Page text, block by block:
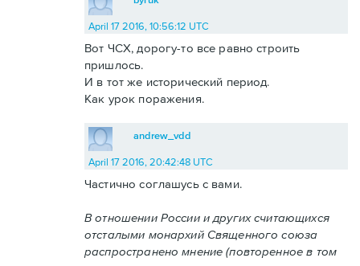
April 17 2016, 10:56:12 UTC
Вот ЧСХ, дорогу-то все равно строить
пришлось.
И в тот же исторический период.
Как урок поражения.
andrew_vdd
April 17 2016, 20:42:48 UTC
Частично соглашусь с вами.
В отношении России и других считающихся
отсталыми монархий Священного союза
распространено мнение (повторенное в том